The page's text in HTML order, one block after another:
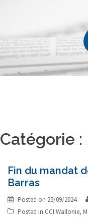
Catégorie
Fin du mandat
Barras
Posted on 25/09/2024
Posted in CCI Wallonie,